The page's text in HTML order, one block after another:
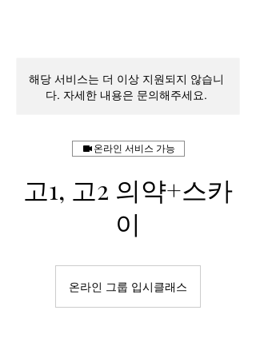
해당 서비스는 더 이상 지원되지 않습니
다. 자세한 내용은 문의해주세요.
온라인 서비스 가능
고1, 고2 의약+스카
이
온라인 그룹 입시클래스